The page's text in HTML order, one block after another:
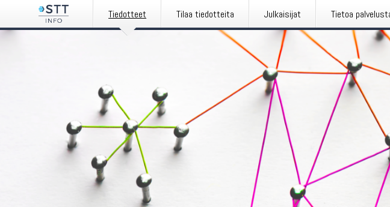
Tiedotteet Tilaa tiedotteita Julkaisijat Tietoa